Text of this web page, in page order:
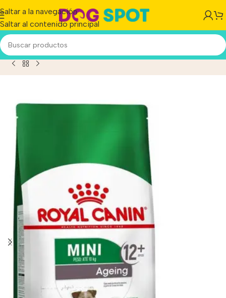
Saltar a la navegación
Saltar al contenido principal
Canin Size Health Nutrition Perro Mini Ageing 12+ x 1 kg